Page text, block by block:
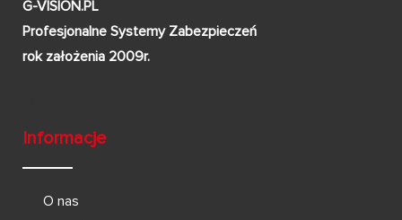
G-VISION.PL
Profesjonalne Systemy Zabezpieczeń
rok założenia 2009r.
Informacje
O nas